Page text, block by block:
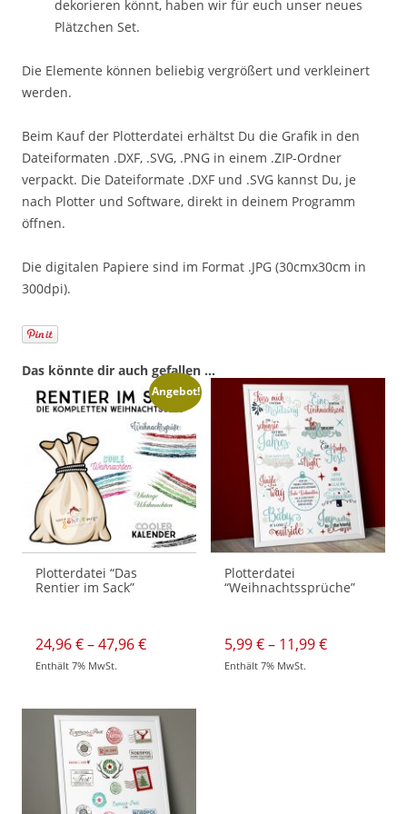
dekorieren könnt, haben wir für euch unser neues
Plätzchen Set.
Die Elemente können beliebig vergrößert und verkleinert
werden.
Beim Kauf der Plotterdatei erhältst Du die Grafik in den
Dateiformaten .DXF, .SVG, .PNG in einem .ZIP-Ordner
verpackt. Die Dateiformate .DXF und .SVG kannst Du, je
nach Plotter und Software, direkt in deinem Programm
öffnen.
Die digitalen Papiere sind im Format .JPG (30cmx30cm in
300dpi).
Das könnte dir auch gefallen …
Angebot!
Plotterdatei “Das
Rentier im Sack”
24,96€–47,96€Preisspanne:
Enthält 7% MwSt.
Dieses
mehrere
Varianten
Optionen
können
Plotterdatei
“Weihnachtssprüche”
5,99€– 11,99€
Enthält 7% MwSt.
Dieses